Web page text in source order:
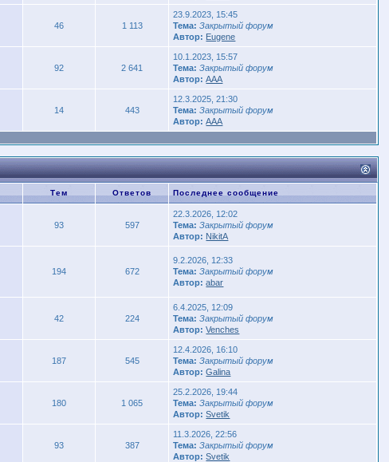
46 1 113
23.9.2023, 15:45
Тема: Закрытый форум
Автор: Eugene
92 2 641
10.1.2023, 15:57
Тема: Закрытый форум
Автор: AAA
14 443
12.3.2025, 21:30
Тема: Закрытый форум
Автор: AAA
Тем Ответов Последнее сообщение
93 597
22.3.2026, 12:02
Тема: Закрытый форум
Автор: NikitA
194 672
9.2.2026, 12:33
Тема: Закрытый форум
Автор: abar
42 224
6.4.2025, 12:09
Тема: Закрытый форум
Автор: Venches
187 545
12.4.2026, 16:10
Тема: Закрытый форум
Автор: Galina
180 1 065
25.2.2026, 19:44
Тема: Закрытый форум
Автор: Svetik
93 387
11.3.2026, 22:56
Тема: Закрытый форум
Автор: Svetik